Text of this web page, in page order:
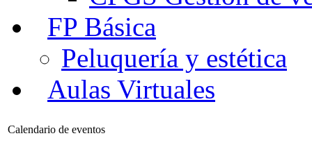
FP Básica
Peluquería y estética
Aulas Virtuales
Calendario de eventos